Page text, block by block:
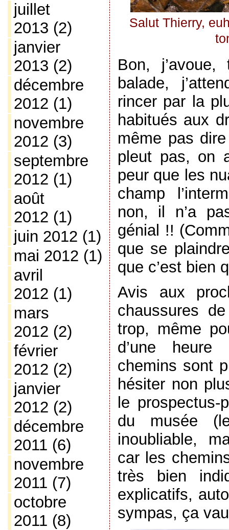
juillet
2013 (2)
janvier
2013 (2)
décembre
2012 (1)
novembre
2012 (3)
septembre
2012 (1)
août
2012 (1)
juin 2012 (1)
mai 2012 (1)
avril
2012 (1)
mars
2012 (2)
février
2012 (2)
janvier
2012 (2)
décembre
2011 (6)
novembre
2011 (7)
octobre
2011 (8)
Salut Thierry,
Bon,
balade,
rincer par la
habitués aux
même pas
pleut pas, on
peur que les
champ
non, il n’a
génial !!
que se
que c’est bien
Avis aux
chaussures
trop, même
d’une
chemins sont
hésiter non
le prospectus-
du musée
inoubliable,
car les
très bien
explicatifs,
sympas, ça